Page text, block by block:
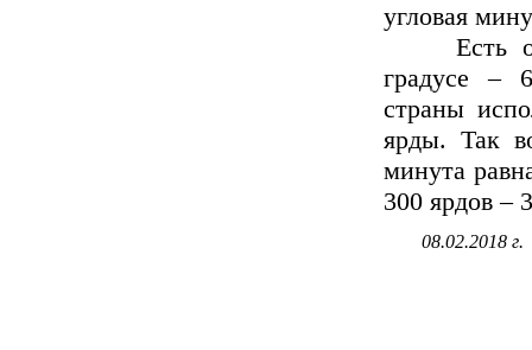
угловая
Есть
градусе –
страны
ярды. Так
минута
300 ярдов –
08.02.2018 г.